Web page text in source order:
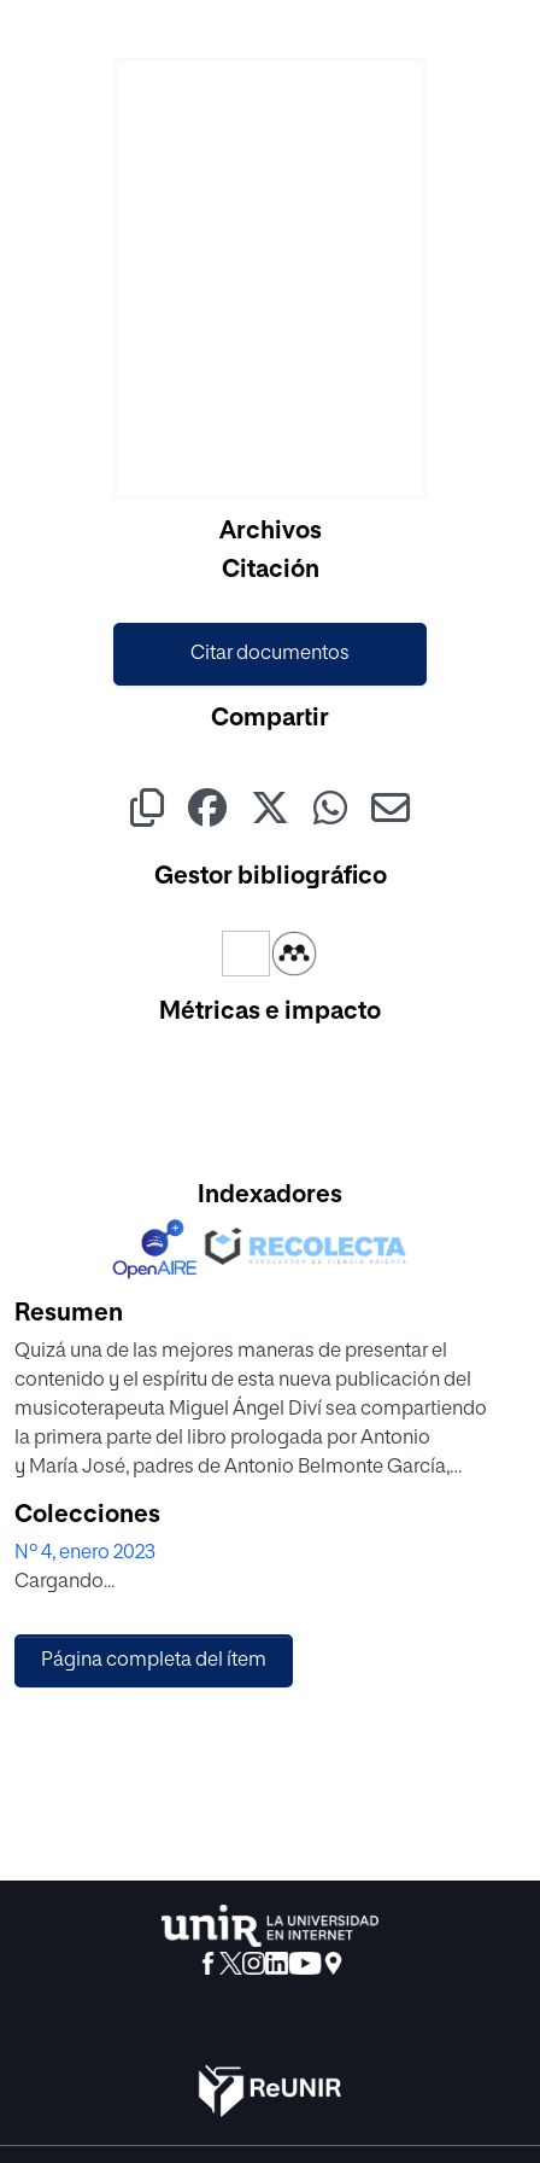
Archivos
Citación
Citar documentos
Compartir
Gestor bibliográfico
Métricas e impacto
Indexadores
Resumen
Quizá una de las mejores maneras de presentar el
contenido y el espíritu de esta nueva publicación del
musicoterapeuta Miguel Ángel Diví sea compartiendo
la primera parte del libro prologada por Antonio
y María José, padres de Antonio Belmonte García,
Estas pocas líneas pueden servir perfectamente para
conectar con todo lo que sus páginas ofrecen. Miguel
Ángel Divi escribe desde la experiencia de
terapéutico y esto garantiza que cada línea
rezume vida, sensibilidad y profesionalidad.
Colecciones
Nº 4, enero 2023
Cargando...
Página completa del ítem